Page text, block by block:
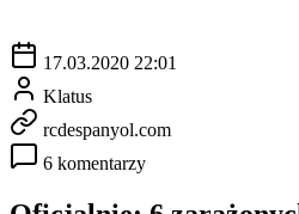
17.03.2020 22:01
Klatus
rcdespanyol.com
6 komentarzy